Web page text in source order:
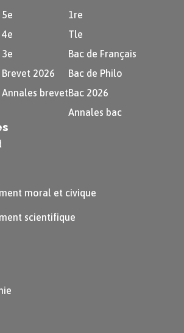
5e
4e
3e
Brevet 2026
Annales brevet
1re
Tle
Bac de Français
Bac de Philo
Bac 2026
Annales bac
moral et civique
scientifique